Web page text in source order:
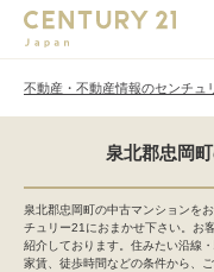
不動産・不動産情報のセンチュ
泉北郡忠岡
泉北郡忠岡町の中古マンションを
チュリー21におまかせ下さい。お
紹介しております。住みたい沿線
家賃、徒歩時間などの条件から、